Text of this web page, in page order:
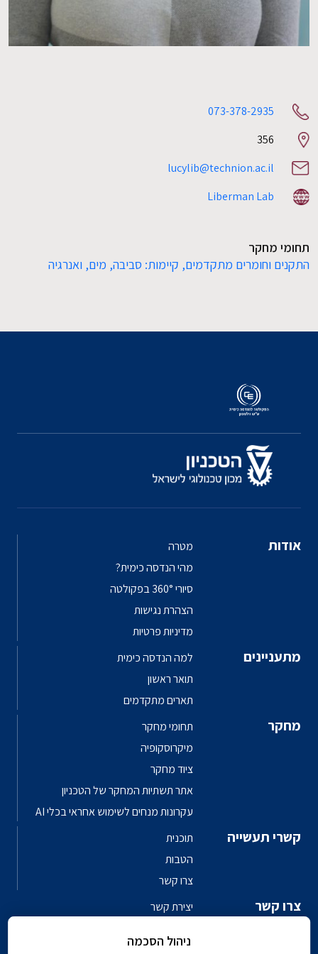
073-378-2935
Room
356
lucylib@technion.ac.il
Liberman Lab
תחומי מחקר
התקנים וחומרים מתקדמים, קיימות: סביבה, מים, ואנרגיה
אודות
מטרה
מהי הנדסה כימית?
סיורי 360° בפקולטה
הצהרת נגישות
מדיניות פרטיות
מתעניינים
למה הנדסה כימית
תואר ראשון
תארים מתקדמים
מחקר
תחומי מחקר
מיקרוסקופיה
ציוד מחקר
אתר תשתיות המחקר של הטכניון
עקרונות מנחים לשימוש אחראי בכלי AI
קשרי תעשייה
תוכנית
הטבות
צרו קשר
צרו קשר
יצירת קשר
ספר טלפונים פקולטי
ניהול הסכמה